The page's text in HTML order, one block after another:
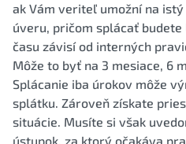
ak Vám veriteľ umožní na
úveru, pričom splácať
času závisí od interných
Môže to byť na 3 mesiace, 6
Splácanie iba úrokov môže
splátku. Zároveň získate
situácie. Musíte si však
ústupok, za ktorý očakáva